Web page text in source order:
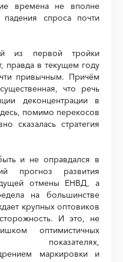
времена не вполне
спроса почти
из первой тройки
правда в текущем году
привычным. Причём
что речь
деконцентрации в
помимо перекосов
сказалась стратегия
и не оправдался в
развития
отмены ЕНВД, а
на большинстве
крупных оптовиков
И это, не
оптимистичных
показателях,
маркировки и